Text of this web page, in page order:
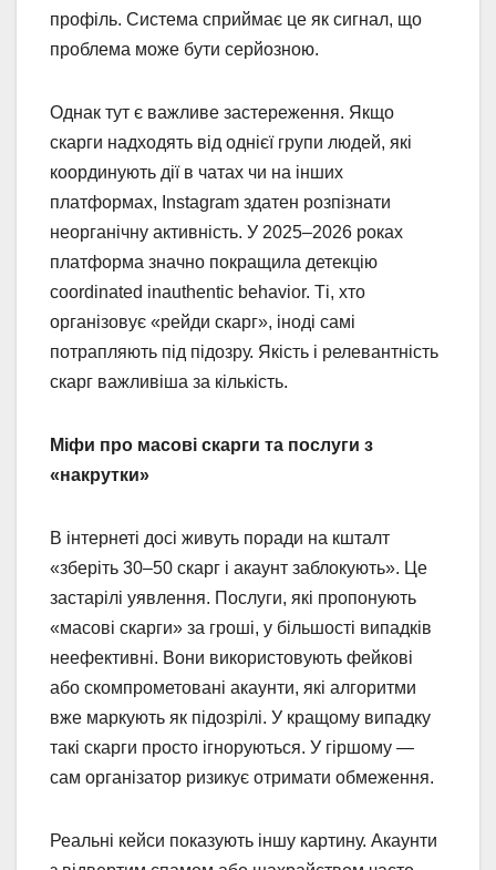
профіль. Система сприймає це як сигнал, що
проблема може бути серйозною.
Однак тут є важливе застереження. Якщо
скарги надходять від однієї групи людей, які
координують дії в чатах чи на інших
платформах, Instagram здатен розпізнати
неорганічну активність. У 2025–2026 роках
платформа значно покращила детекцію
coordinated inauthentic behavior. Ті, хто
організовує «рейди скарг», іноді самі
потрапляють під підозру. Якість і релевантність
скарг важливіша за кількість.
Міфи про масові скарги та послуги з
«накрутки»
В інтернеті досі живуть поради на кшталт
«зберіть 30–50 скарг і акаунт заблокують». Це
застарілі уявлення. Послуги, які пропонують
«масові скарги» за гроші, у більшості випадків
неефективні. Вони використовують фейкові
або скомпрометовані акаунти, які алгоритми
вже маркують як підозрілі. У кращому випадку
такі скарги просто ігноруються. У гіршому —
сам організатор ризикує отримати обмеження.
Реальні кейси показують іншу картину. Акаунти